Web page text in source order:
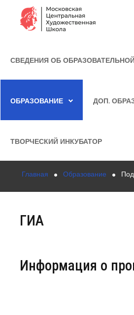
Образование
Курсы повышения квалификации
Конкурсы
ИСКАТЬ...
СВЕДЕНИЯ ОБ
ОБРАЗОВАНИЕ ДОП.
ТВОРЧЕСКИЙ ИНКУБАТОР
Главная Образование
ГИА
Информация о